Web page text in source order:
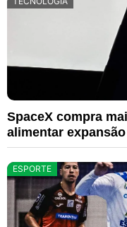
SpaceX compra
alimentar
ESPORTE